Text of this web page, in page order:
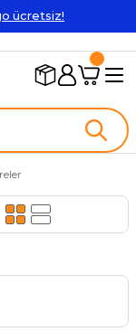
ücretsiz!